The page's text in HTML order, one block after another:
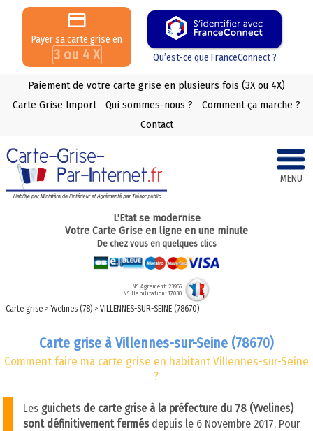
Payer sa carte grise en
3 ou 4 X Qu’est-ce que FranceConnect ?
Paiement de votre carte grise en plusieurs fois (3X ou 4X)
Carte Grise Import
Qui sommes-nous ?
Comment ça marche ?
Contact
MENU
L'Etat se modernise
Votre Carte Grise en ligne en une minute
De chez vous en quelques clics
N° Agrément: 23965
N° Habilitation: 17030
Carte grise >Yvelines (78)>VILLENNES-SUR-SEINE (78670)
Carte grise à Villennes-sur-Seine (78670)
Comment faire ma carte grise en habitant Villennes-sur-Seine
?
Les guichets de carte grise à la préfecture du 78 (Yvelines)
sont définitivement fermésdepuis le 6 Novembre 2017. Pour